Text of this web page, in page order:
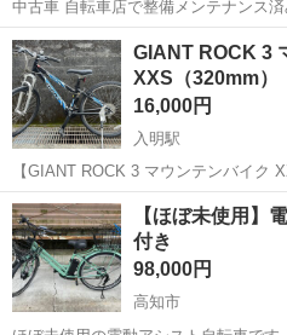
中古車 自転車店で整備メンテナンス
PRECISION SPORTS 色 ブルー 700×28c フレームサイズ460㎜ 24
段切り替え式 防犯登録費用無料 基本
が...
高知 高知市
GIANT ROCK 3
XXS（320mm）
16,000円
入明駅
【GIANT ROCK 3 マウンテンバイク XXS（
ありがとうございます。 GIANTのマウンテンバイク「ROCK 3」で
す。 小学校高学年から中学生頃まで
った...
高知 高知市 入明駅 マウン
【ほぼ未使用】
付き
98,000円
高知市